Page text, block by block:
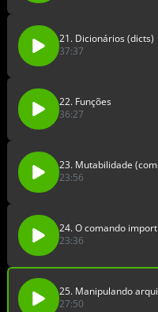
21. Dicionários (dicts)
37:37
22. Funções
36:27
23. Mutabilidade
23:56
24. O comando
23:36
25. Manipulando
27:50